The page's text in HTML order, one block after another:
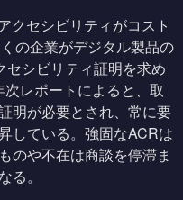
クセシビリティがコスト
の企業がデジタル製品の
セシビリティ証明を求め
レポートによると、取
明が必要とされ、常に要
している。強固なACRは
のや不在は商談を停滞ま
る。